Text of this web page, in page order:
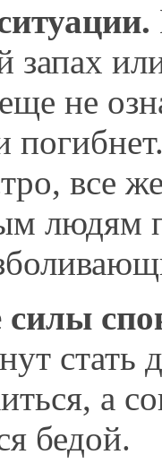
запах
не
все
людям
силы
стать
а
бедой.